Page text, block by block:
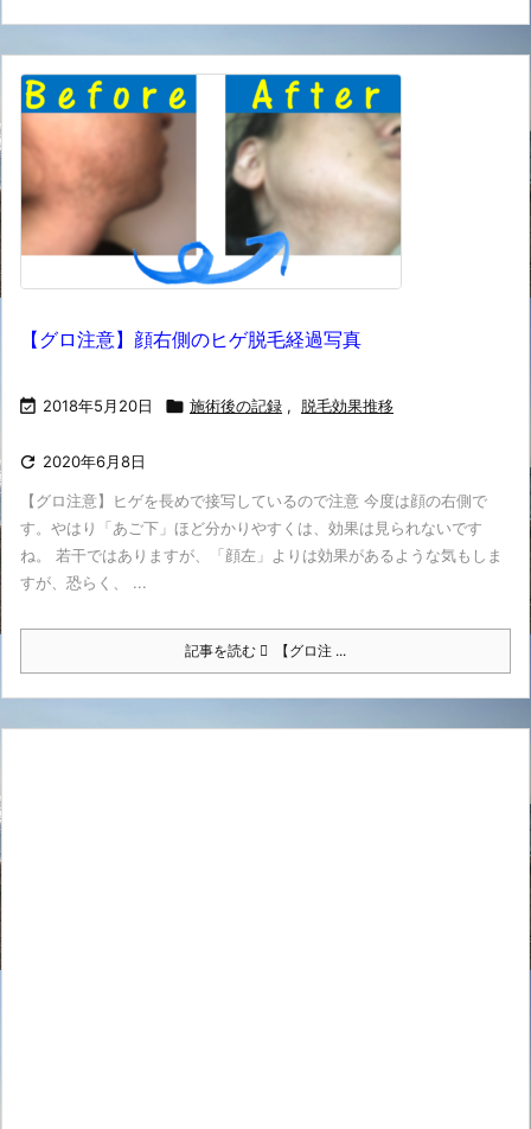
【グロ注意】顔右側のヒゲ脱毛経過写真
 2018年5月20日  施術後の記録 , 脱毛効果推移
 2020年6月8日
【グロ注意】ヒゲを長めで接写しているので注意 今度は顔の右側で
す。やはり「あご下」ほど分かりやすくは、効果は見られないです
ね。 若干ではありますが、「顔左」よりは効果があるような気もしま
すが、恐らく、 ...
記事を読む 【グロ注 ...